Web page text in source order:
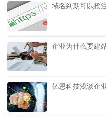
域名到期可以抢
企业为什么要建
亿恩科技浅谈企